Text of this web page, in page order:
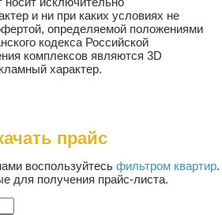
и ни при каких условиях не
определяемой положениями
кодекса Российской
комплексов являются 3D
характер.
прайс
воспользуйтесь фильтром квартир.
для получения прайс-листа.